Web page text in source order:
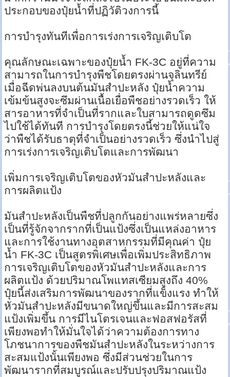
ประกอบของปุ๋ยน้ำที่ปฏิวัติวงการนี้
การบำรุงทันทีเพื่อการเร่งการเจริญเติบโต
คุณลักษณะเฉพาะของปุ๋ยน้ำ FK-3C อยู่ที่ความ
สามารถในการบำรุงพืชโดยตรงผ่านจุลินทรีย์
เมื่อฉีดพ่นลงบนต้นมันสำปะหลัง ปุ๋ยน้ำความ
เข้มข้นสูงจะซึมผ่านเนื้อเยื่อพืชอย่างรวดเร็ว ให้
สารอาหารที่จำเป็นที่รากและใบสามารถดูดซึม
ไปใช้ได้ทันที การบำรุงโดยตรงนี้ช่วยให้แน่ใจ
ว่าพืชได้รับธาตุที่จำเป็นอย่างรวดเร็ว ซึ่งนำไปสู่
การเร่งการเจริญเติบโตและการพัฒนา
เพิ่มการเจริญเติบโตของหัวมันสำปะหลังและ
การผลิตแป้ง
มันสำปะหลังเป็นพืชที่ปลูกกันอย่างแพร่หลายซึ่ง
เป็นที่รู้จักจากรากที่เป็นแป้งซึ่งเป็นแหล่งอาหาร
และการใช้งานทางอุตสาหกรรมที่มีคุณค่า ปุ๋ย
น้ำ FK-3C เป็นสูตรพิเศษเพื่อเพิ่มประสิทธิภาพ
การเจริญเติบโตของหัวมันสำปะหลังและการ
ผลิตแป้ง ด้วยปริมาณโพแทสเซียมสูงถึง 40%
ปุ๋ยนี้ส่งเสริมการพัฒนาของรากที่แข็งแรง ทำให้
หัวมันสำปะหลังมีขนาดใหญ่ขึ้นและมีการสะสม
แป้งเพิ่มขึ้น การมีไนโตรเจนและฟอสฟอรัสที่
เพียงพอทำให้มั่นใจได้ว่าความต้องการทาง
โภชนาการของพืชมันสำปะหลังในระหว่างการ
สะสมแป้งนั้นเพียงพอ ซึ่งมีส่วนช่วยในการ
พัฒนารากที่สมบูรณ์และปรับปรุงปริมาณแป้ง